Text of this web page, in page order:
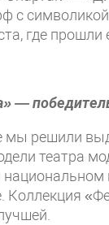
с
где
—
мы решили
театра
Коллекция